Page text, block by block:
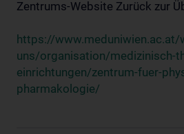
Zentrums-Website Zurück zur
https://www.meduniwien.ac.at/
uns/organisation/medizinisch-
einrichtungen/zentrum-fuer-
pharmakologie/